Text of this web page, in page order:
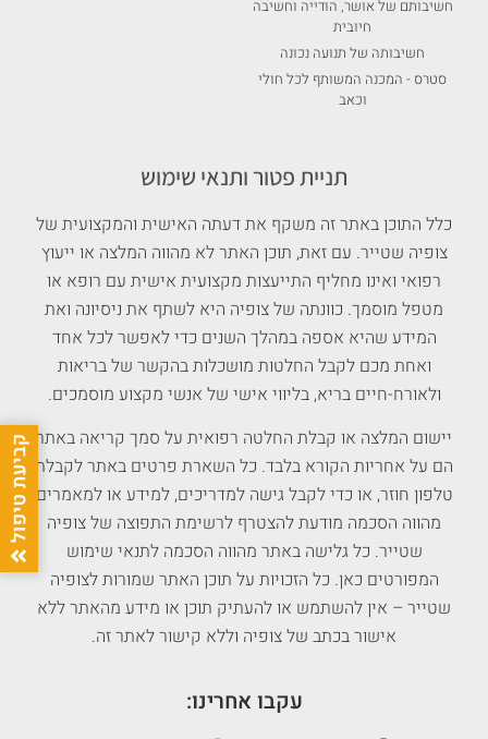
חשיבותם של אושר, הודייה וחשיבה
חיובית
חשיבותה של תנועה נכונה
סטרס - המכנה המשותף לכל חולי
וכאב
תניית פטור ותנאי שימוש
כלל התוכן באתר זה משקף את דעתה האישית והמקצועית של
צופיה שטייר. עם זאת, תוכן האתר לא מהווה המלצה או ייעוץ
רפואי ואינו מחליף התייעצות מקצועית אישית עם רופא או
מטפל מוסמך. כוונתה של צופיה היא לשתף את ניסיונה ואת
המידע שהיא אספה במהלך השנים כדי לאפשר לכל אחד
ואחת מכם לקבל החלטות מושכלות בהקשר של בריאות
ולאורח-חיים בריא, בליווי אישי של אנשי מקצוע מוסמכים.
יישום המלצה או קבלת החלטה רפואית על סמך קריאה באתר
הם על אחריות הקורא בלבד. כל השארת פרטים באתר לקבלת
טלפון חוזר, או כדי לקבל גישה למדריכים, למידע או למאמרים
מהווה הסכמה מודעת להצטרף לרשימת התפוצה של צופיה
שטייר. כל גלישה באתר מהווה הסכמה לתנאי שימוש
המפורטים כאן. כל הזכויות על תוכן האתר שמורות לצופיה
שטייר – אין להשתמש או להעתיק תוכן או מידע מהאתר ללא
אישור בכתב של צופיה וללא קישור לאתר זה.
עקבו אחרינו: